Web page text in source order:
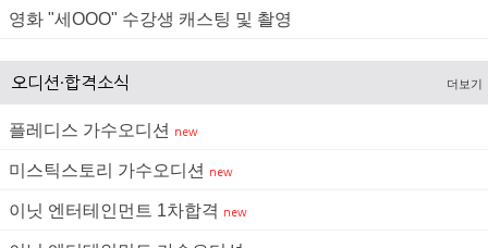
영화 "세OOO" 수강생 캐스팅 및 촬영
오디션·합격소식
플레디스 가수오디션 new
미스틱스토리 가수오디션 new
이닛 엔터테인먼트 1차합격 new
더보기